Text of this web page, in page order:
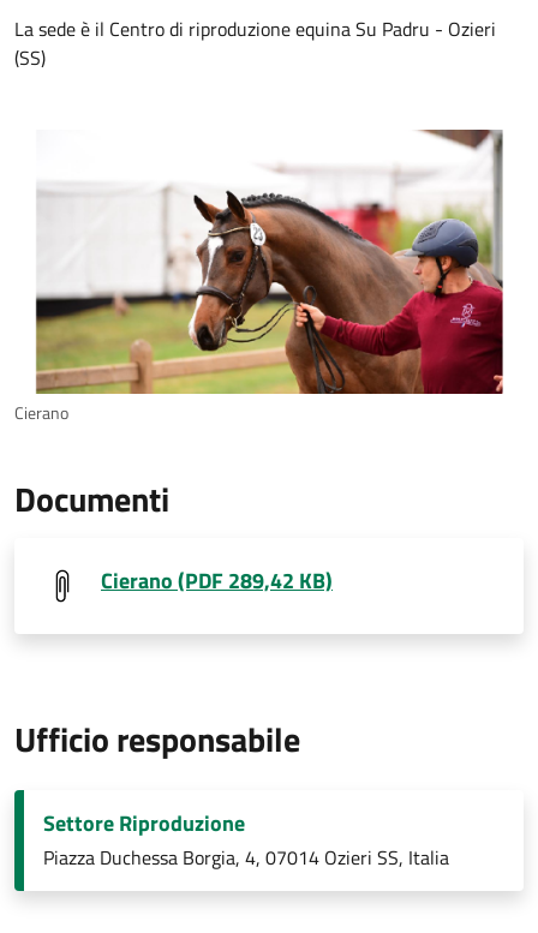
La sede è il Centro di riproduzione equina Su Padru - Ozieri
(SS)
Cierano
Documenti
Cierano (PDF 289,42 KB)
Ufficio responsabile
Settore Riproduzione
Piazza Duchessa Borgia, 4, 07014 Ozieri SS, Italia